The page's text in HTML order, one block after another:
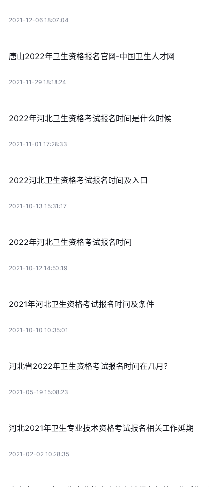
2021-12-06 18:07:04
唐山2022年卫生资格报名官网-中国卫生人才网
2021-11-29 18:18:24
2022年河北卫生资格考试报名时间是什么时候
2021-11-01 17:28:33
2022河北卫生资格考试报名时间及入口
2021-10-13 15:31:17
2022年河北卫生资格考试报名时间
2021-10-12 14:50:19
2021年河北卫生资格考试报名时间及条件
2021-10-10 10:35:01
河北省2022年卫生资格考试报名时间在几月？
2021-05-19 15:08:23
河北2021年卫生专业技术资格考试报名相关工作延期
2021-02-02 10:28:35